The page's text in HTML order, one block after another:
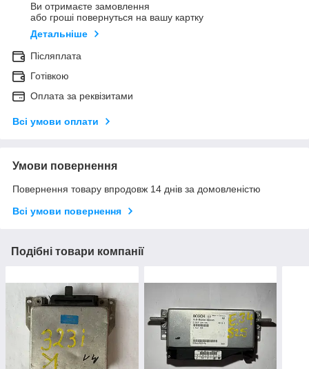
Ви отримаєте замовлення
або гроші повернуться на вашу картку
Детальніше
Післяплата
Готівкою
Оплата за реквізитами
Всі умови оплати
Умови повернення
Повернення товару впродовж 14 днів за домовленістю
Всі умови повернення
Подібні товари компанії